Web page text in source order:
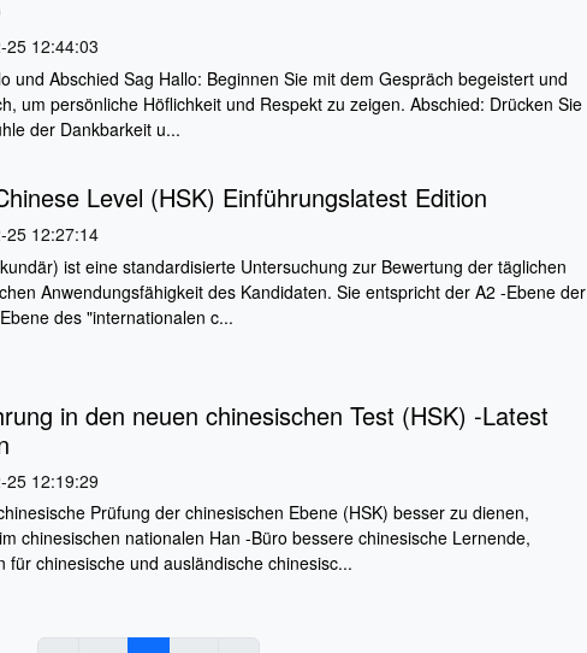
25 12:44:03
und Abschied Sag Hallo: Beginnen Sie mit dem Gespräch begeistert und
um persönliche Höflichkeit und Respekt zu zeigen. Abschied: Drücken Sie
der Dankbarkeit u...
Level (HSK) Einführungslatest Edition
25 12:27:14
ist eine standardisierte Untersuchung zur Bewertung der täglichen
Anwendungsfähigkeit des Kandidaten. Sie entspricht der A2 -Ebene der
des "internationalen c...
in den neuen chinesischen Test (HSK) -Latest
25 12:19:29
Prüfung der chinesischen Ebene (HSK) besser zu dienen,
chinesischen nationalen Han -Büro bessere chinesische Lernende,
für chinesische und ausländische chinesisc...